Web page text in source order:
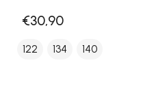
€30,90
122 134 140